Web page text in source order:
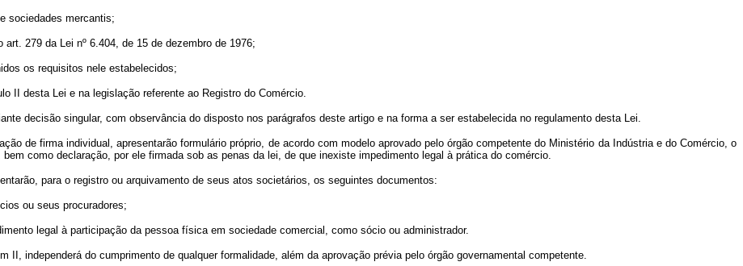
sociedades mercantis;
279 da Lei nº 6.404, de 15 de dezembro de 1976;
os requisitos nele estabelecidos;
II desta Lei e na legislação referente ao Registro do Comércio.
decisão singular, com observância do disposto nos parágrafos deste artigo e na forma a ser estabelecida no regulamento desta Lei.
de firma individual, apresentarão formulário próprio, de acordo com modelo aprovado pelo órgão competente do Ministério da Indústria e do Comércio, o
como declaração, por ele firmada sob as penas da lei, de que inexiste impedimento legal à prática do comércio.
para o registro ou arquivamento de seus atos societários, os seguintes documentos:
ou seus procuradores;
legal à participação da pessoa física em sociedade comercial, como sócio ou administrador.
II, independerá do cumprimento de qualquer formalidade, além da aprovação prévia pelo órgão governamental competente.